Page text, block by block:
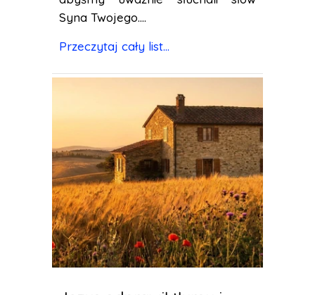
Syna Twojego....
Przeczytaj cały list...